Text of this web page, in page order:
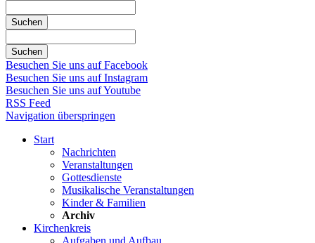
Suchen
Suchen
Besuchen Sie uns auf Facebook
Besuchen Sie uns auf Instagram
Besuchen Sie uns auf Youtube
RSS Feed
Navigation überspringen
Start
Nachrichten
Veranstaltungen
Gottesdienste
Musikalische Veranstaltungen
Kinder & Familien
Archiv
Kirchenkreis
Aufgaben und Aufbau